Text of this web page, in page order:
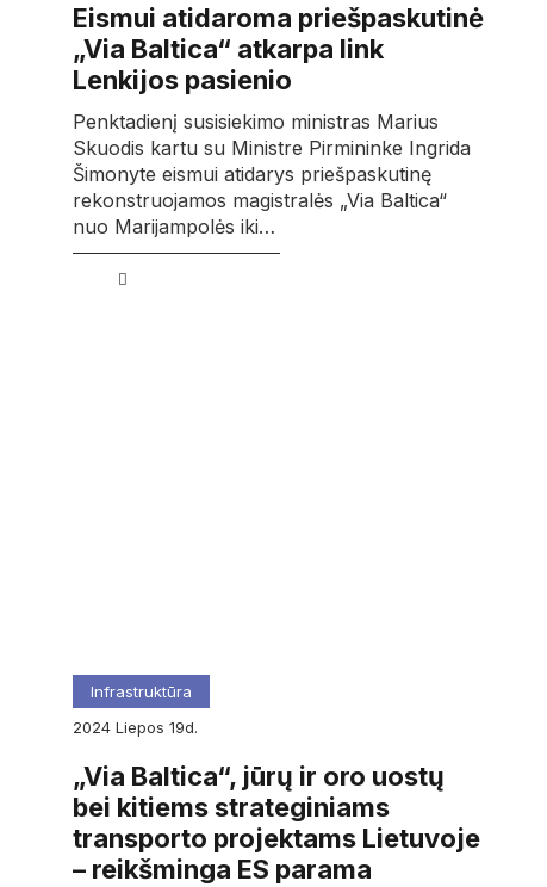
Eismui atidaroma priešpaskutinė
„Via Baltica“ atkarpa link
Lenkijos pasienio
Penktadienį susisiekimo ministras Marius
Skuodis kartu su Ministre Pirmininke Ingrida
Šimonyte eismui atidarys priešpaskutinę
rekonstruojamos magistralės „Via Baltica“
nuo Marijampolės iki…
Infrastruktūra
2024
liepos 19d.
„Via Baltica“, jūrų ir oro uostų
bei kitiems strateginiams
transporto projektams Lietuvoje
– reikšminga ES parama